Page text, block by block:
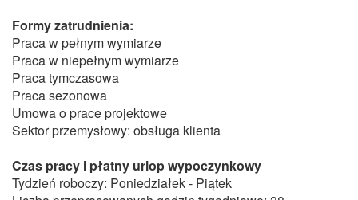
Formy zatrudnienia:
Praca w pełnym wymiarze
Praca w niepełnym wymiarze
Praca tymczasowa
Praca sezonowa
Umowa o prace projektowe
Sektor przemysłowy: obsługa klienta
Czas pracy i płatny urlop wypoczynkowy
Tydzień roboczy: Poniedziałek - Piątek